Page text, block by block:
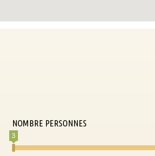
NOMBRE PERSONNES
3